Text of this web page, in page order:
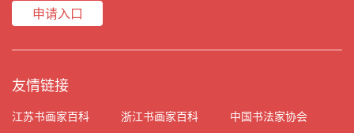
申请入口
友情链接
江苏书画家百科 浙江书画家百科
中国书法家协会